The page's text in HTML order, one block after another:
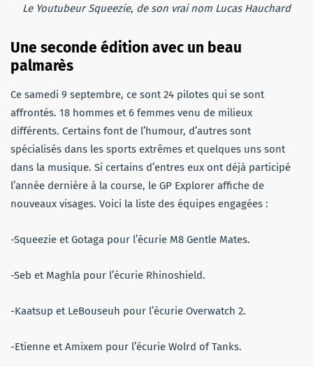
Le Youtubeur Squeezie, de son vrai nom Lucas Hauchard
Une seconde édition avec un beau
palmarès
Ce samedi 9 septembre, ce sont 24 pilotes qui se sont
affrontés. 18 hommes et 6 femmes venu de milieux
différents. Certains font de l’humour, d’autres sont
spécialisés dans les sports extrêmes et quelques uns sont
dans la musique. Si certains d’entres eux ont déjà participé
l’année dernière à la course, le GP Explorer affiche de
nouveaux visages. Voici la liste des équipes engagées :
-Squeezie et Gotaga pour l’écurie M8 Gentle Mates.
-Seb et Maghla pour l’écurie Rhinoshield.
-Kaatsup et LeBouseuh pour l’écurie Overwatch 2.
-Etienne et Amixem pour l’écurie Wolrd of Tanks.